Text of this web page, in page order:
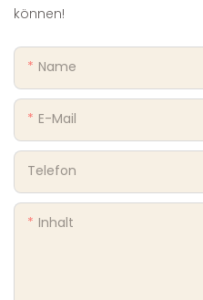
können!
Name
E-Mail
Telefon
Inhalt